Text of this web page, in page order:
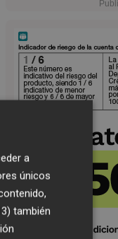
a
únicos
también